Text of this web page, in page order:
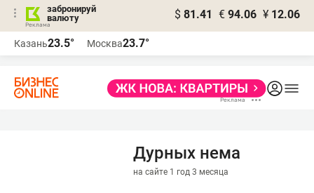
забронируй
валюту
$ 81.41 € 94.06 ¥ 12.06
Казань23.5° Москва23.7°
Дурных нема
на сайте 1 год 3 месяца